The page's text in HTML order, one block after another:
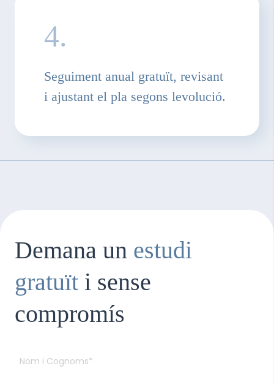
4.
Seguiment anual gratuït, revisant
i ajustant el pla segons levolució.
Demana un estudi
gratuït i sense
compromís